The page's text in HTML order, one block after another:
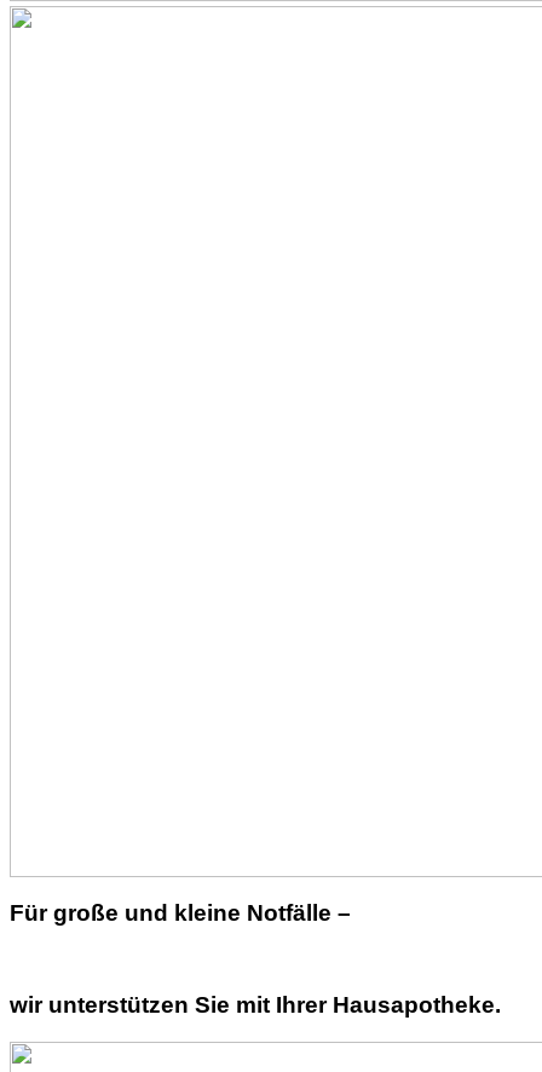
Für große und kleine Notfälle –
wir unterstützen Sie mit Ihrer Hausapotheke.